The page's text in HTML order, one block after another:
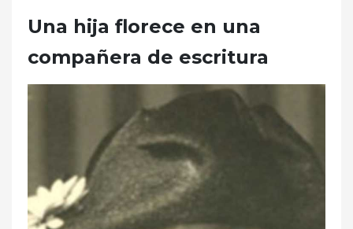
Una hija florece en una
compañera de escritura